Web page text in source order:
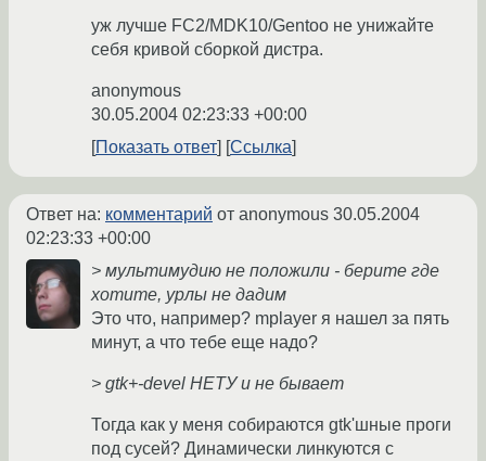
уж лучше FC2/MDK10/Gentoo не унижайте
себя кривой сборкой дистра.
anonymous
30.05.2004 02:23:33 +00:00
Показать ответ
Ссылка
Ответ на: комментарий от anonymous 30.05.2004
02:23:33 +00:00
> мультимудию не положили - берите где
хотите, урлы не дадим
Это что, например? mplayer я нашел за пять
минут, а что тебе еще надо?
> gtk+-devel НЕТУ и не бывает
Тогда как у меня собираются gtk'шные проги
под сусей? Динамически линкуются с